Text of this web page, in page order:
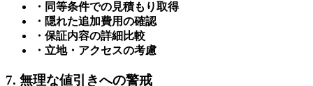
・同等条件での見積もり取得
・隠れた追加費用の確認
・保証内容の詳細比較
・立地・アクセスの考慮
7. 無理な値引きへの警戒